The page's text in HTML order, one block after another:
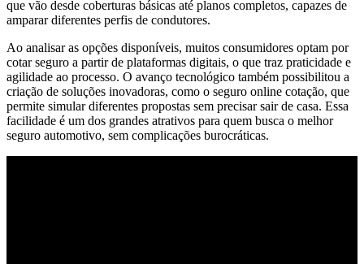
que vão desde coberturas básicas até planos completos, capazes de
amparar diferentes perfis de condutores.
Ao analisar as opções disponíveis, muitos consumidores optam por
cotar seguro a partir de plataformas digitais, o que traz praticidade e
agilidade ao processo. O avanço tecnológico também possibilitou a
criação de soluções inovadoras, como o seguro online cotação, que
permite simular diferentes propostas sem precisar sair de casa. Essa
facilidade é um dos grandes atrativos para quem busca o melhor
seguro automotivo, sem complicações burocráticas.